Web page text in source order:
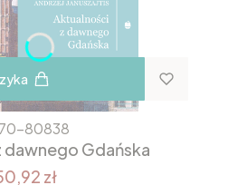
80838
dawnego Gdańska
zł